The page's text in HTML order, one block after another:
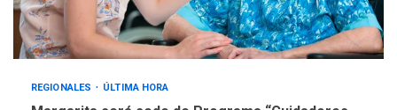
REGIONALES ÚLTIMA HORA